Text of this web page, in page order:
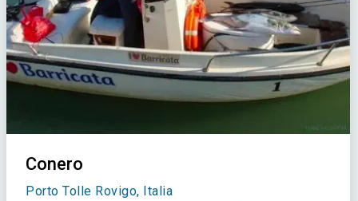
Conero
Porto Tolle Rovigo, Italia